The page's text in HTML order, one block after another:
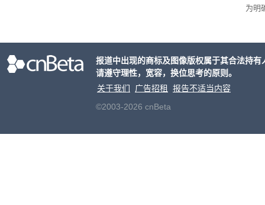
为明
遏制
报道中出现的商标及图像版权属于其合法持
请遵守理性，宽容，换位思考的原则。
关于我们
广告招租
报告不适当内容
©2003-2026 cnBeta